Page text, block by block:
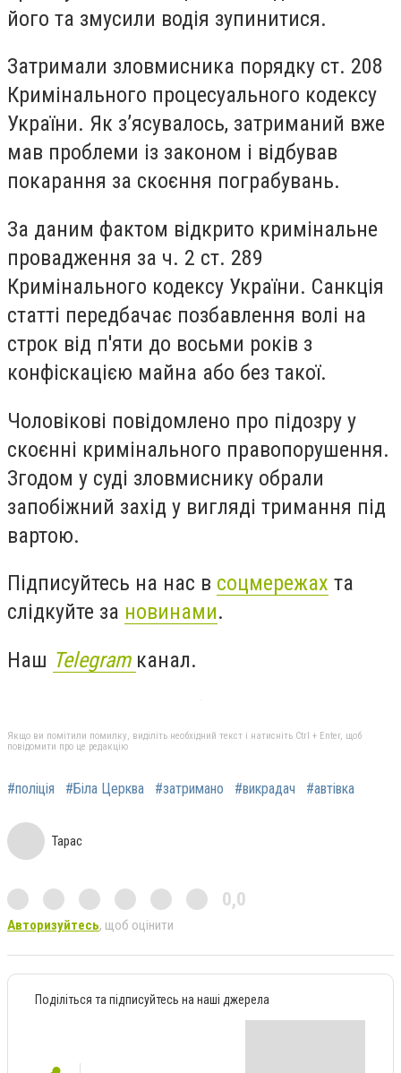
його та змусили водія зупинитися.
Затримали зловмисника порядку ст. 208
Кримінального процесуального кодексу
України. Як з’ясувалось, затриманий вже
мав проблеми із законом і відбував
покарання за скоєння пограбувань.
За даним фактом відкрито кримінальне
провадження за ч. 2 ст. 289
Кримінального кодексу України. Санкція
статті передбачає позбавлення волі на
строк від п'яти до восьми років з
конфіскацією майна або без такої.
Чоловікові повідомлено про підозру у
скоєнні кримінального правопорушення.
Згодом у суді зловмиснику обрали
запобіжний захід у вигляді тримання під
вартою.
Підписуйтесь на нас в соцмережах та
слідкуйте за новинами.
Наш Telegram канал.
Якщо ви помітили помилку, виділіть необхідний текст і натисніть Ctrl + Enter, щоб
повідомити про це редакцію
#поліція #Біла Церква #затримано #викрадач #автівка
Тарас
0,0
Авторизуйтесь, щоб оцінити
Поділіться та підписуйтесь на наші джерела